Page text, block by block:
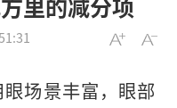
里的减分项
眼场景丰富，眼部